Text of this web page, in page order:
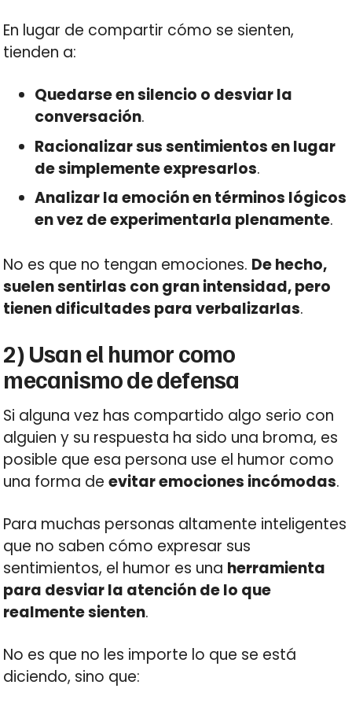
En lugar de compartir cómo se sienten,
tienden a:
Quedarse en silencio o desviar la
conversación.
Racionalizar sus sentimientos en lugar
de simplemente expresarlos.
Analizar la emoción en términos lógicos
en vez de experimentarla plenamente.
No es que no tengan emociones. De hecho,
suelen sentirlas con gran intensidad, pero
tienen dificultades para verbalizarlas.
2) Usan el humor como
mecanismo de defensa
Si alguna vez has compartido algo serio con
alguien y su respuesta ha sido una broma, es
posible que esa persona use el humor como
una forma deevitar emociones incómodas.
Para muchas personas altamente inteligentes
que no saben cómo expresar sus
sentimientos, el humor es una herramienta
para desviar la atención de lo que
realmente sienten.
No es que no les importe lo que se está
diciendo, sino que: